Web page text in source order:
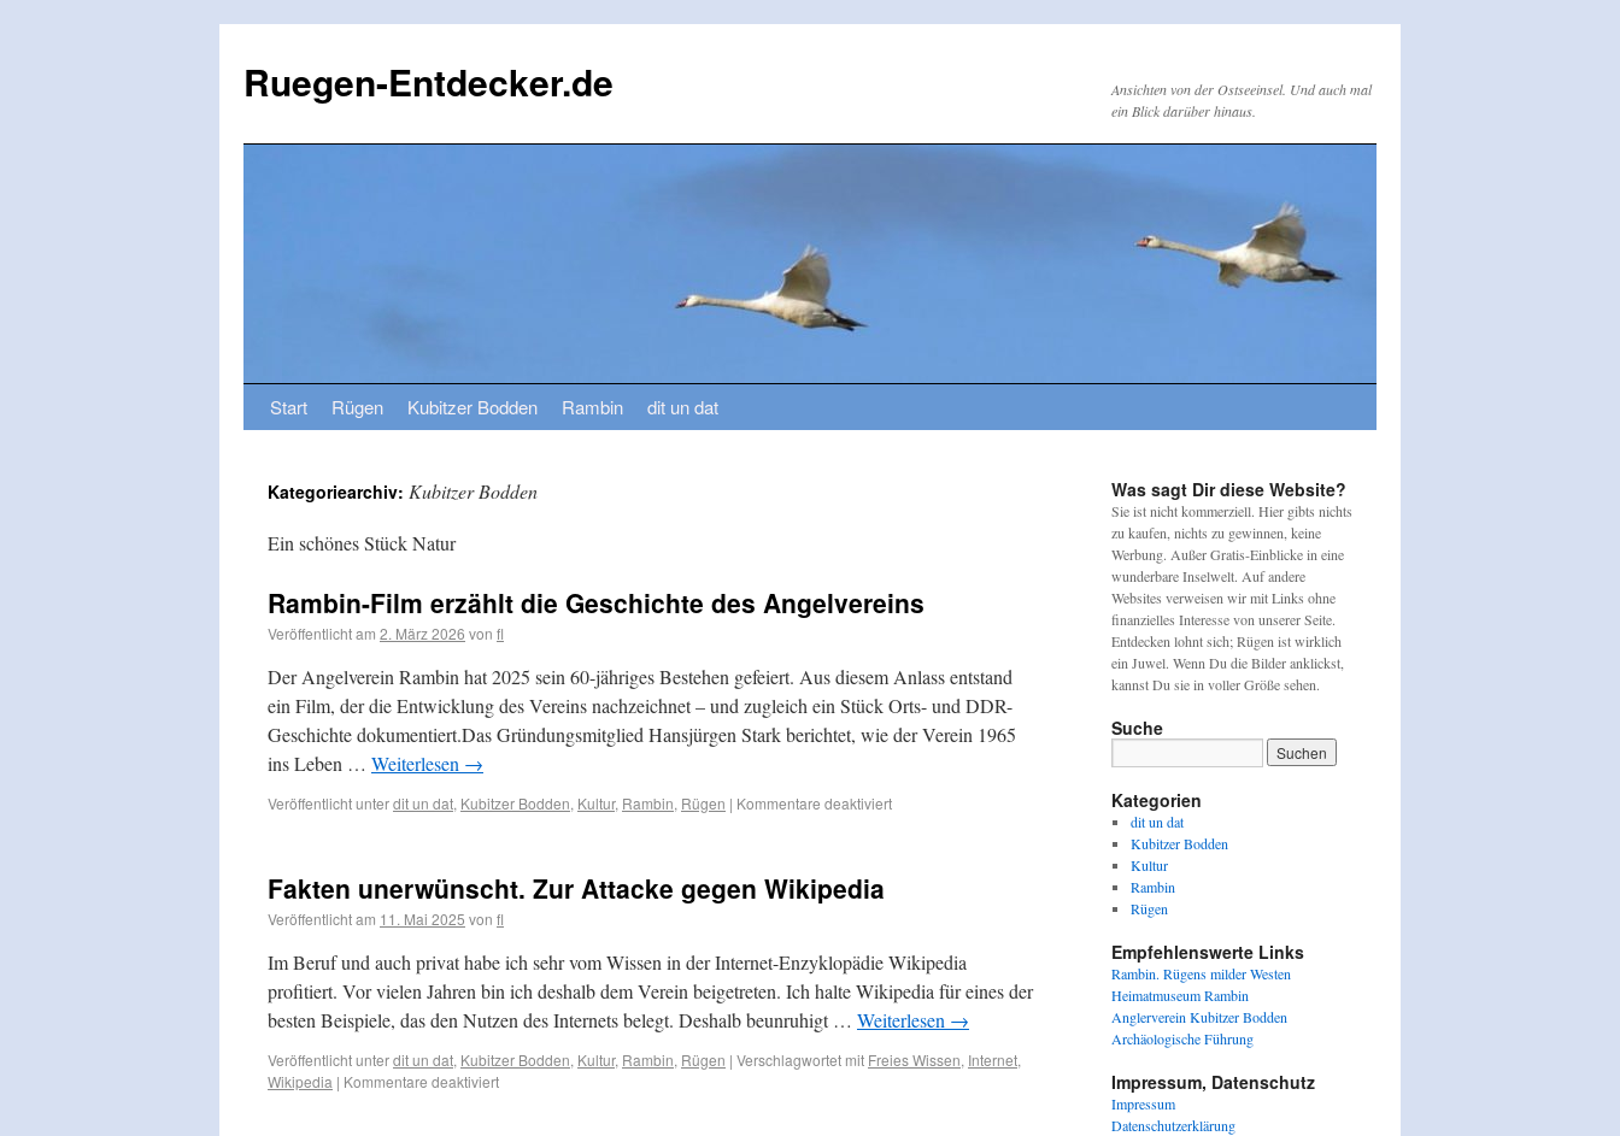
Ruegen-Entdecker.de
Ansichten von der Ostseeinsel. Und auch mal
ein Blick darüber hinaus.
Start Rügen Kubitzer Bodden Rambin dit un dat
Kategoriearchiv: Kubitzer Bodden
Ein schönes Stück Natur
Rambin-Film erzählt die Geschichte des Angelvereins
Veröffentlicht am 2. März 2026 von fl
Der Angelverein Rambin hat 2025 sein 60-jähriges Bestehen gefeiert. Aus diesem Anlass entstand
ein Film, der die Entwicklung des Vereins nachzeichnet – und zugleich ein Stück Orts- und DDR-
Geschichte dokumentiert.Das Gründungsmitglied Hansjürgen Stark berichtet, wie der Verein 1965
ins Leben … Weiterlesen →
Veröffentlicht unterdit un dat, Kubitzer Bodden, Kultur, Rambin, Rügen | Kommentare deaktiviert
Fakten unerwünscht. Zur Attacke gegen Wikipedia
Veröffentlicht am 11. Mai 2025 von fl
Im Beruf und auch privat habe ich sehr vom Wissen in der Internet-Enzyklopädie Wikipedia
profitiert. Vor vielen Jahren bin ich deshalb dem Verein beigetreten. Ich halte Wikipedia für eines der
besten Beispiele, das den Nutzen des Internets belegt. Deshalb beunruhigt … Weiterlesen →
Veröffentlicht unterdit un dat, Kubitzer Bodden, Kultur, Rambin, Rügen | Verschlagwortet mit Freies Wissen, Internet,
Wikipedia | Kommentare deaktiviert
Was sagt Dir diese Website?
Sie ist nicht kommerziell. Hier gibts nichts
zu kaufen, nichts zu gewinnen, keine
Werbung. Außer Gratis-Einblicke in eine
wunderbare Inselwelt. Auf andere
Websites verweisen wir mit Links ohne
finanzielles Interesse von unserer Seite.
Entdecken lohnt sich; Rügen ist wirklich
ein Juwel. Wenn Du die Bilder anklickst,
kannst Du sie in voller Größe sehen.
Suche
Kategorien
dit un dat
Kubitzer Bodden
Kultur
Rambin
Rügen
Empfehlenswerte Links
Rambin. Rügens milder Westen
Heimatmuseum Rambin
Anglerverein Kubitzer Bodden
Archäologische Führung
Impressum, Datenschutz
Impressum
Datenschutzerklärung